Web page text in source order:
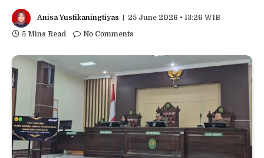
Anisa Yustikaningtiyas
25 June 2026 • 13:26 WIB
5 Mins Read
No Comments